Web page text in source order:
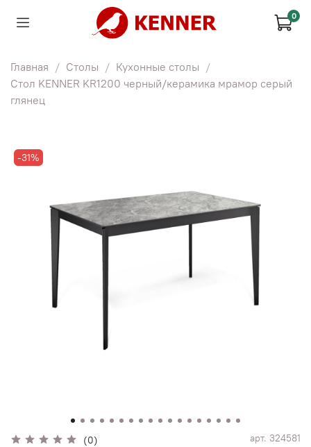
0
Главная Столы
Кухонные столы
Стол KENNER KR1200 черный/керамика мрамор серый
глянец
-31%
(0) арт. 324581